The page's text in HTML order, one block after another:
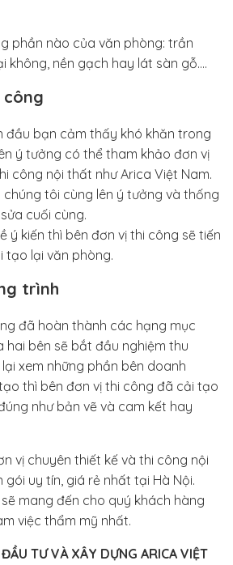
phần nào của văn phòng: trần
không, nền gạch hay lát sàn gỗ….
công
đầu bạn cảm thấy khó khăn trong
ý tưởng có thể tham khảo đơn vị
công nội thất như Arica Việt Nam.
chúng tôi cùng lên ý tưởng và thống
cuối cùng.
ý kiến thì bên đơn vị thi công sẽ tiến
tạo lại văn phòng.
trình
đã hoàn thành các hạng mục
hai bên sẽ bắt đầu nghiệm thu
xem những phần bên doanh
thì bên đơn vị thi công đã cải tạo
như bản vẽ và cam kết hay
vị chuyên thiết kế và thi công nội
uy tín, giá rẻ nhất tại Hà Nội.
mang đến cho quý khách hàng
việc thẩm mỹ nhất.
TƯ VÀ XÂY DỰNG ARICA VIỆT